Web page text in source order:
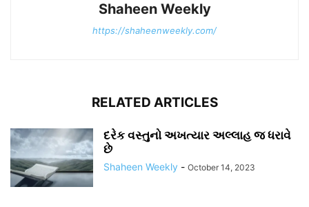
Shaheen Weekly
https://shaheenweekly.com/
RELATED ARTICLES
દરેક વસ્તુનો અખત્યાર અલ્લાહ જ ધરાવે
છે
Shaheen Weekly - October 14, 2023